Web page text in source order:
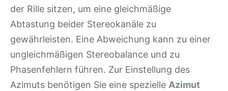
der Rille sitzen, um eine gleichmäßige
Abtastung beider Stereokanäle zu
gewährleisten. Eine Abweichung kann zu einer
ungleichmäßigen Stereobalance und zu
Phasenfehlern führen. Zur Einstellung des
Azimuts benötigen Sie eine spezielle Azimut